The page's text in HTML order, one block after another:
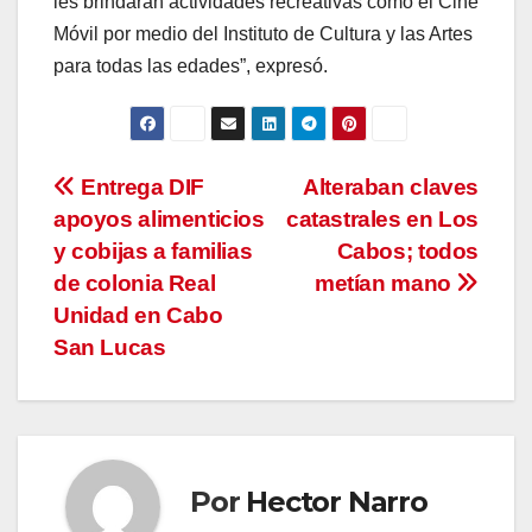
Móvil por medio del Instituto de Cultura y las Artes
para todas las edades”, expresó.
Navegación
de
entradas
Alteraban claves
catastrales en Los
Cabos; todos
metían mano
Entrega DIF
apoyos alimenticios
y cobijas a familias
de colonia Real
Unidad en Cabo
San Lucas
Por Hector Narro